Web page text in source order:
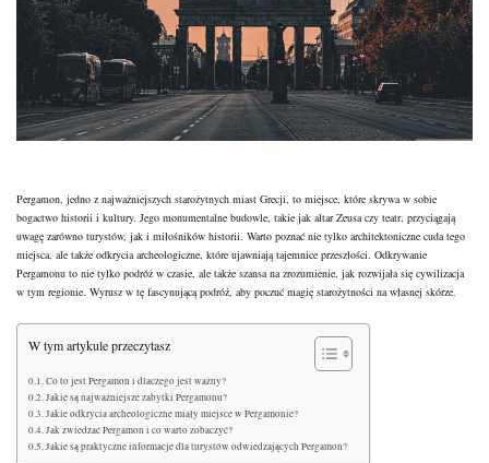
Pergamon, jedno z najważniejszych starożytnych miast Grecji, to miejsce, które skrywa w sobie
bogactwo historii i kultury. Jego monumentalne budowle, takie jak altar Zeusa czy teatr, przyciągają
uwagę zarówno turystów, jak i miłośników historii. Warto poznać nie tylko architektoniczne cuda tego
miejsca, ale także odkrycia archeologiczne, które ujawniają tajemnice przeszłości. Odkrywanie
Pergamonu to nie tylko podróż w czasie, ale także szansa na zrozumienie, jak rozwijała się cywilizacja
w tym regionie. Wyrusz w tę fascynującą podróż, aby poczuć magię starożytności na własnej skórze.
W tym artykule przeczytasz
Co to jest Pergamon i dlaczego jest ważny?
Jakie są najważniejsze zabytki Pergamonu?
Jakie odkrycia archeologiczne miały miejsce w Pergamonie?
Jak zwiedzać Pergamon i co warto zobaczyć?
Jakie są praktyczne informacje dla turystów odwiedzających Pergamon?